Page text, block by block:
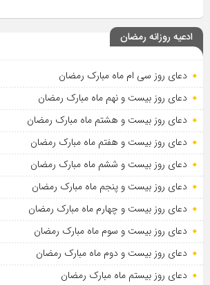
ادعیه روزانه رمضان
دعای روز سی ام ماه مبارک رمضان
دعای روز بیست و نهم ماه مبارک رمضان
دعای روز بیست و هشتم ماه مبارک رمضان
دعای روز بیست و هفتم ماه مبارک رمضان
دعای روز بیست و ششم ماه مبارک رمضان
دعای روز بیست و پنجم ماه مبارک رمضان
دعای روز بیست و چهارم ماه مبارک رمضان
دعای روز بیست و سوم ماه مبارک رمضان
دعای روز بیست و دوم ماه مبارک رمضان
دعای روز بیستم ماه مبارک رمضان